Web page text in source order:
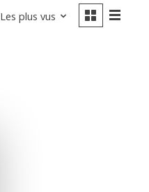
Les plus vus